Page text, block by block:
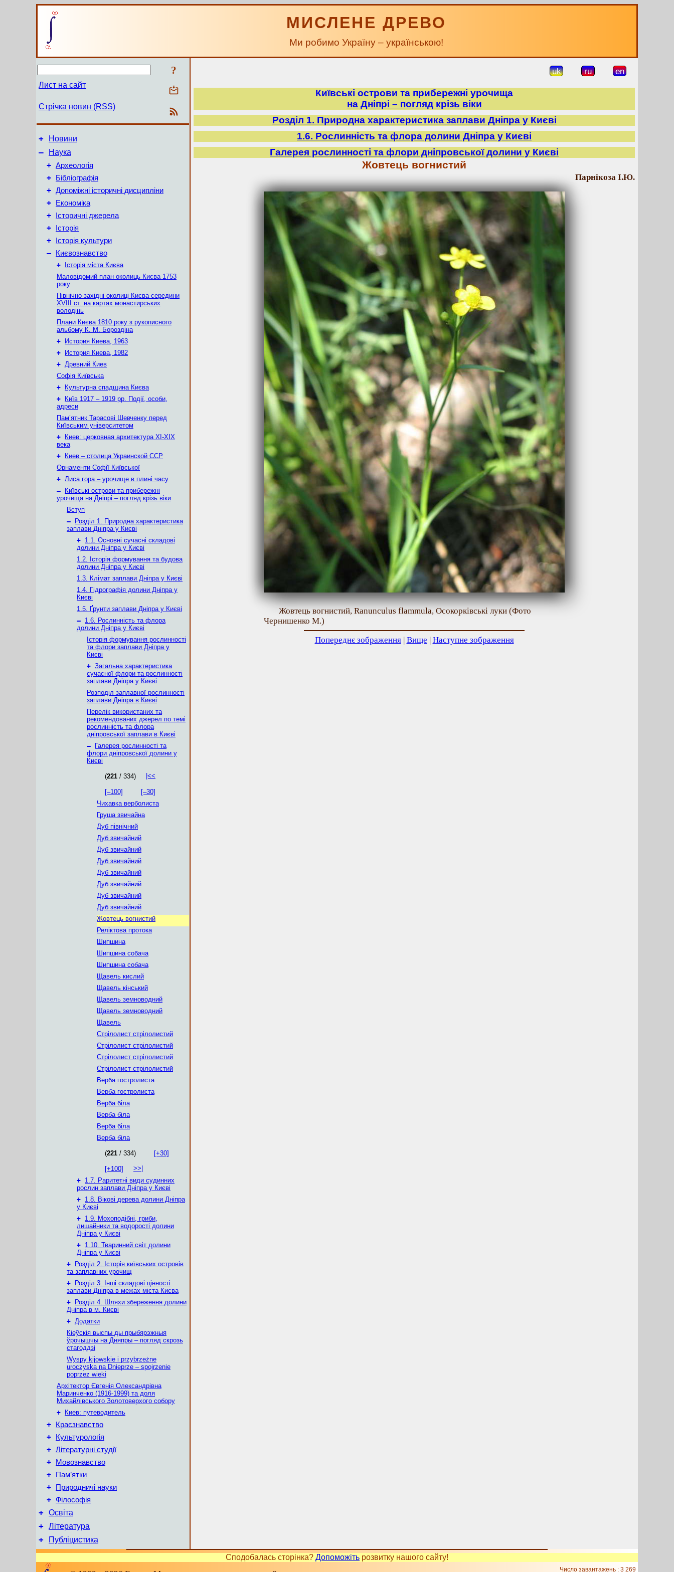
МИСЛЕНЕ ДРЕВО
Ми робимо Україну – українською!
?
Лист на сайт
Стрічка новин (RSS)
+ Новини
–
Наука
+ Археологія
+ Бібліографія
+ Допоміжні історичні дисципліни
+ Економіка
+ Історичні джерела
+ Історія
+ Історія культури
– Києвознавство
+
Історія міста Києва
Маловідомий план околиць Києва 1753
року
Північно-західні околиці Києва середини
XVIII ст. на картах монастирських
володінь
Плани Києва 1810 року з рукописного
альбому К. М. Бороздіна
+
История Киева, 1963
+
История Киева, 1982
+ Древний Киев
Софія Київська
+
Культурна спадщина Києва
+
Київ 1917 – 1919 рр. Події, особи,
адреси
Пам’ятник Тарасові Шевченку перед
Київським університетом
+
Киев: церковная архитектура XI-XIX
века
+
Киев – столица Украинской ССР
Орнаменти Софії Київської
+ Лиса гора – урочище в плині часу
–
Київські острови та прибережні
урочища на Дніпрі – погляд крізь віки
Вступ
–
Розділ 1. Природна характеристика
заплави Дніпра у Києві
+ 1.1. Основні сучасні складові
долини Дніпра у Києві
1.2. Історія формування та будова
долини Дніпра у Києві
1.3. Клімат заплави Дніпра у Києві
1.4. Гідрографія долини Дніпра у
Києві
1.5. Ґрунти заплави Дніпра у Києві
– 1.6. Рослинність та флора
долини Дніпра у Києві
Історія формування рослинності
та флори заплави Дніпра у
Києві
+ Загальна характеристика
сучасної флори та рослинності
заплави Дніпра у Києві
Розподіл заплавної рослинності
заплави Дніпра в Києві
Перелік використаних та
рекомендованих джерел по темі
рослинність та флора
дніпровської заплави в Києві
–
Галерея рослинності та
флори дніпровської долини у
Києві
(221 / 334) |<<
[–100]
[–30]
Чихавка верболиста
Груша звичайна
Дуб північний
Дуб звичайний
Дуб звичайний
Дуб звичайний
Дуб звичайний
Дуб звичайний
Дуб звичайний
Дуб звичайний
Жовтець вогнистий
Реліктова протока
Шипшина
Шипшина собача
Шипшина собача
Щавель кислий
Щавель кінський
Щавель земноводний
Щавель земноводний
Щавель
Стрілолист стрілолистий
Стрілолист стрілолистий
Стрілолист стрілолистий
Стрілолист стрілолистий
Верба гостролиста
Верба гостролиста
Верба біла
Верба біла
Верба біла
Верба біла
(221 / 334) [+30]
[+100]
>>|
+ 1.7. Раритетні види судинних
рослин заплави Дніпра у Києві
+ 1.8. Вікові дерева долини Дніпра
у Києві
+ 1.9. Мохоподібні, гриби,
лишайники та водорості долини
Дніпра у Києві
+ 1.10. Тваринний світ долини
Дніпра у Києві
+
Розділ 2. Історія київських островів
та заплавних урочищ
+
Розділ 3. Інші складові цінності
заплави Дніпра в межах міста Києва
+
Розділ 4. Шляхи збереження долини
Дніпра в м. Києві
+ Додатки
Кіеўскія выспы ды прыбярэжныя
ўрочышчы на Дняпры – погляд скрозь
стагоддзі
Wyspy kijowskie i przybrzeżne
uroczyska na Dnieprze – spojrzenie
poprzez wieki
Архітектор Євгенія Олександрівна
Маринченко (1916-1999) та доля
Михайлівського Золотоверхого собору
+
Киев: путеводитель
+ Краєзнавство
+ Культурологія
+ Літературні студії
+ Мовознавство
+ Пам’ятки
+ Природничі науки
+ Філософія
+ Освіта
+ Література
+ Публіцистика
uk ru en
Київські острови та прибережні урочища
на Дніпрі – погляд крізь віки
Розділ 1. Природна характеристика заплави Дніпра у Києві
1.6. Рослинність та флора долини Дніпра у Києві
Галерея рослинності та флори дніпровської долини у Києві
Жовтець вогнистий
Парнікоза І.Ю.
Жовтець вогнистий, Ranunculus flammula, Осокорківські луки (Фото
Чернишенко М.)
Попереднє зображення| Вище | Наступне зображення
Сподобалась сторінка? Допоможіть розвитку нашого сайту!
Число завантажень : 3 269